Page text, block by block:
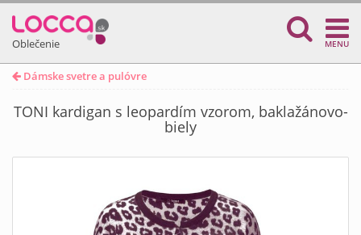
Oblečenie MENU
Dámske svetre a pulóvre
TONI kardigan s leopardím vzorom, baklažánovo-
biely